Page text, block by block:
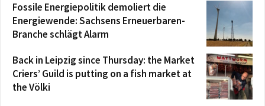
Fossile Energiepolitik demoliert die
Energiewende: Sachsens Erneuerbaren-
Branche schlägt Alarm
Back in Leipzig since Thursday: the Market
Criers’ Guild is putting on a fish market at
the Völki